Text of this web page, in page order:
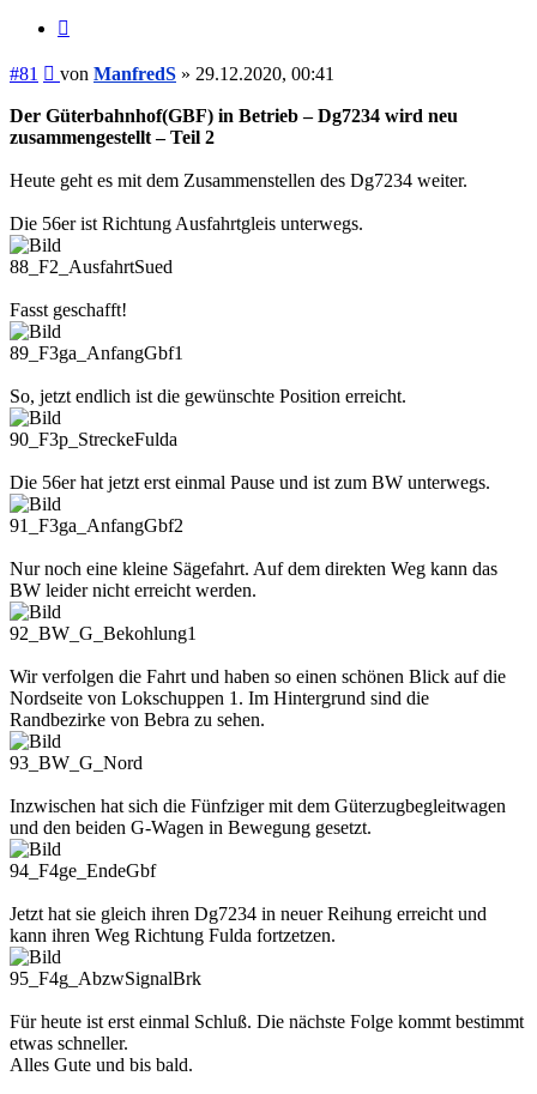
#81 Beitrag
von ManfredS » 29.12.2020, 00:41
Der Güterbahnhof(GBF) in Betrieb – Dg7234 wird neu
zusammengestellt – Teil 2
Heute geht es mit dem Zusammenstellen des Dg7234 weiter.
Die 56er ist Richtung Ausfahrtgleis unterwegs.
88_F2_AusfahrtSued
Fasst geschafft!
89_F3ga_AnfangGbf1
So, jetzt endlich ist die gewünschte Position erreicht.
90_F3p_StreckeFulda
Die 56er hat jetzt erst einmal Pause und ist zum BW unterwegs.
91_F3ga_AnfangGbf2
Nur noch eine kleine Sägefahrt. Auf dem direkten Weg kann das
BW leider nicht erreicht werden.
92_BW_G_Bekohlung1
Wir verfolgen die Fahrt und haben so einen schönen Blick auf die
Nordseite von Lokschuppen 1. Im Hintergrund sind die
Randbezirke von Bebra zu sehen.
93_BW_G_Nord
Inzwischen hat sich die Fünfziger mit dem Güterzugbegleitwagen
und den beiden G-Wagen in Bewegung gesetzt.
94_F4ge_EndeGbf
Jetzt hat sie gleich ihren Dg7234 in neuer Reihung erreicht und
kann ihren Weg Richtung Fulda fortzetzen.
95_F4g_AbzwSignalBrk
Für heute ist erst einmal Schluß. Die nächste Folge kommt bestimmt
etwas schneller.
Alles Gute und bis bald.